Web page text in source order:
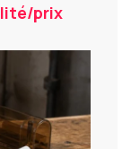
prix